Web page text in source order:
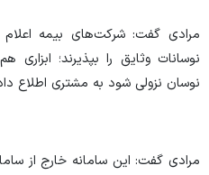
مرادی گفت: شرکت‌های بیمه
نوسانات وثایق را بپذیرند؛
نوسان نزولی شود به مشتری اطلاع
مرادی گفت: این سامانه خارج از